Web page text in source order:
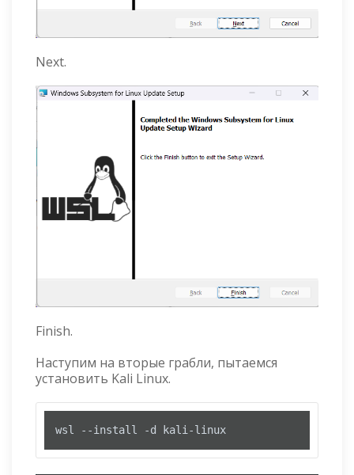
Next.
Finish.
Наступим на вторые грабли, пытаемся
установить Kali Linux.
wsl --install -d kali-linux